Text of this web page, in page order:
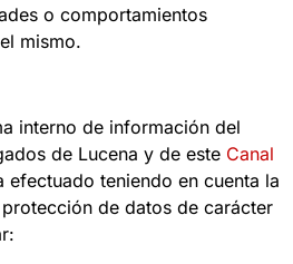
o comportamientos
mismo.
interno de información del
de Lucena y de este Canal
efectuado teniendo en cuenta la
de datos de carácter